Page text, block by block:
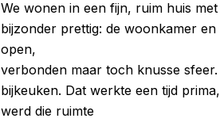
We wonen in een fijn, ruim huis
bijzonder prettig: de woonkamer
open,
verbonden maar toch knusse
bijkeuken. Dat werkte een tijd
werd die ruimte